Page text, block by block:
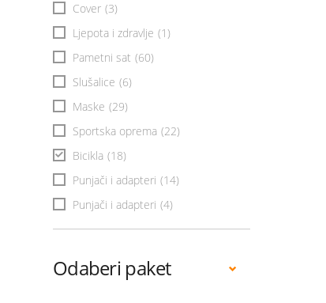
Cover (3)
Ljepota i zdravlje (1)
Pametni sat (60)
Slušalice (6)
Maske (29)
Sportska oprema (22)
Bicikla (18)
Punjači i adapteri (14)
Punjači i adapteri (4)
Odaberi paket